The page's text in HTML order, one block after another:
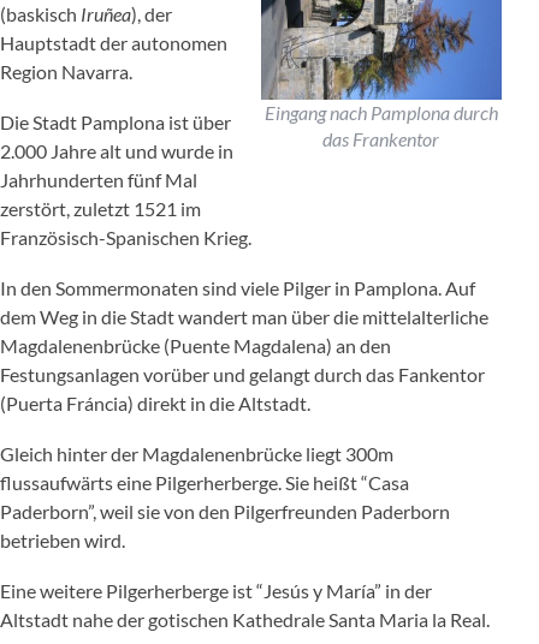
Eingang nach Pamplona durch
das Frankentor
(baskisch Iruñea), der
Hauptstadt der autonomen
Region Navarra.
Die Stadt Pamplona ist über
2.000 Jahre alt und wurde in
Jahrhunderten fünf Mal
zerstört, zuletzt 1521 im
Französisch-Spanischen Krieg.
In den Sommermonaten sind viele Pilger in Pamplona. Auf
dem Weg in die Stadt wandert man über die mittelalterliche
Magdalenenbrücke (Puente Magdalena) an den
Festungsanlagen vorüber und gelangt durch das Fankentor
(Puerta Fráncia) direkt in die Altstadt.
Gleich hinter der Magdalenenbrücke liegt 300m
flussaufwärts eine Pilgerherberge. Sie heißt “Casa
Paderborn”, weil sie von den Pilgerfreunden Paderborn
betrieben wird.
Eine weitere Pilgerherberge ist “Jesús y María” in der
Altstadt nahe der gotischen Kathedrale Santa Maria la Real.